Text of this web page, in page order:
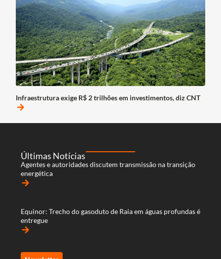
Infraestrutura exige R$ 2 trilhões em investimentos, diz CNT
arrow_forward
Últimas Notícias
Agentes e autoridades discutem transmissão na transição
energética
arrow_forward
Equinor: Trecho do gasoduto de Raia em águas profundas é
entregue
arrow_forward